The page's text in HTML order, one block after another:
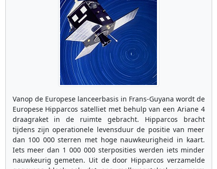
Vanop de Europese lanceerbasis in Frans-Guyana wordt de
Europese Hipparcos satelliet met behulp van een Ariane 4
draagraket in de ruimte gebracht. Hipparcos bracht
tijdens zijn operationele levensduur de positie van meer
dan 100 000 sterren met hoge nauwkeurigheid in kaart.
Iets meer dan 1 000 000 sterposities werden iets minder
nauwkeurig gemeten. Uit de door Hipparcos verzamelde